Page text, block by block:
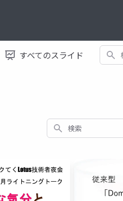
すべてのスライド 検索
検索